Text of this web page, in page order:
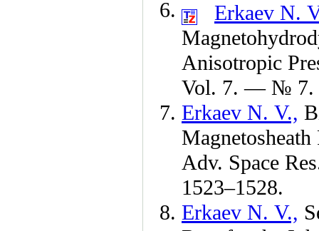
Erkaev N.
Anisotropic
Vol. 7. — № 7.
Erkaev N. V.,
Adv. Space
1523–1528.
Erkaev N. V.,